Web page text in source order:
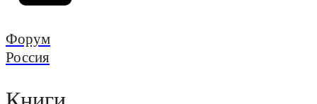
Форум
Россия